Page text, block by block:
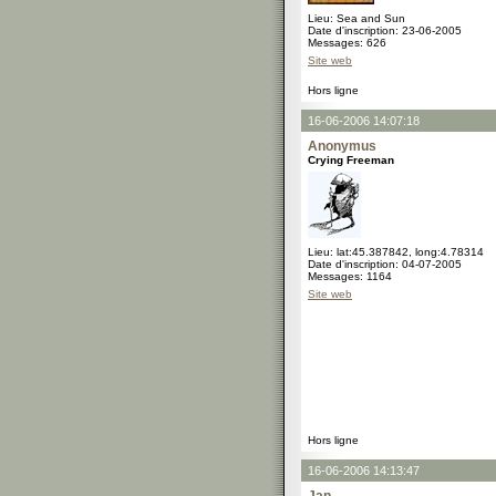
Lieu: Sea and Sun
Date d'inscription: 23-06-2005
Messages: 626
Site web
Hors ligne
16-06-2006 14:07:18
Anonymus
Crying Freeman
Lieu: lat:45.387842, long:4.78314
Date d'inscription: 04-07-2005
Messages: 1164
Site web
Hors ligne
16-06-2006 14:13:47